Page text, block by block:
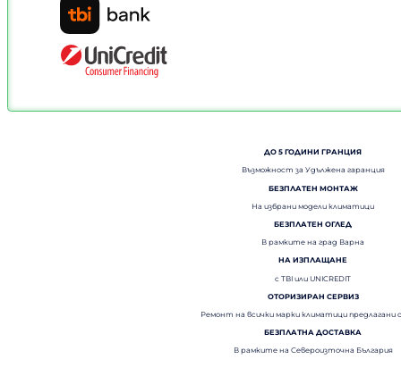
ДО 5 ГОДИНИ ГРАНЦИЯ
Възможност за Удължена гаранция
БЕЗПЛАТЕН МОНТАЖ
На избрани модели климатици
БЕЗПЛАТЕН ОГЛЕД
В рамките на град Варна
НА ИЗПЛАЩАНЕ
с TBI или UNICREDIT
ОТОРИЗИРАН СЕРВИЗ
Ремонт на всички марки климатици предлагани
БЕЗПЛАТНА ДОСТАВКА
В рамките на Североизточна България